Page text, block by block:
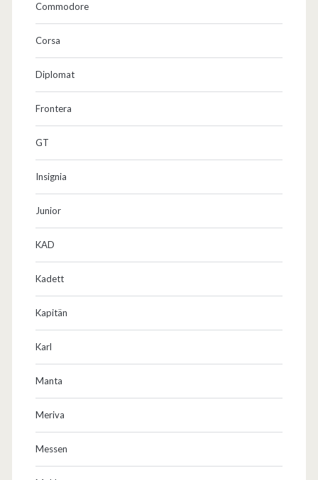
Commodore
Corsa
Diplomat
Frontera
GT
Insignia
Junior
KAD
Kadett
Kapitän
Karl
Manta
Meriva
Messen